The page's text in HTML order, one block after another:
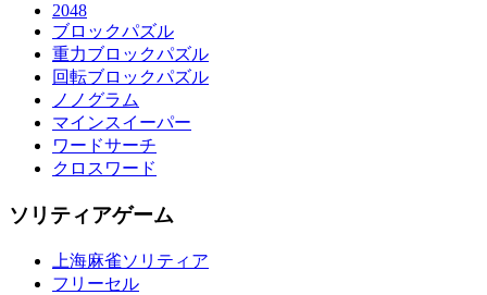
2048
ブロックパズル
重力ブロックパズル
回転ブロックパズル
ノノグラム
マインスイーパー
ワードサーチ
クロスワード
ソリティアゲーム
上海麻雀ソリティア
フリーセル